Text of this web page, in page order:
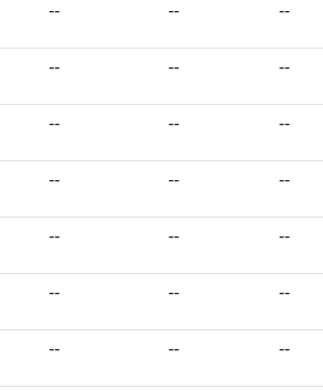
-- -- --
-- -- --
-- -- --
-- -- --
-- -- --
-- -- --
-- -- --